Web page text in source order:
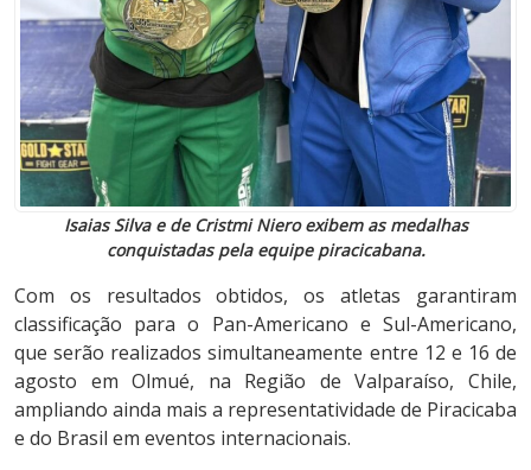
Isaias Silva e de Cristmi Niero exibem as medalhas
conquistadas pela equipe piracicabana.
Com os resultados obtidos, os atletas garantiram
classificação para o Pan-Americano e Sul-Americano,
que serão realizados simultaneamente entre 12 e 16 de
agosto em Olmué, na Região de Valparaíso, Chile,
ampliando ainda mais a representatividade de Piracicaba
e do Brasil em eventos internacionais.